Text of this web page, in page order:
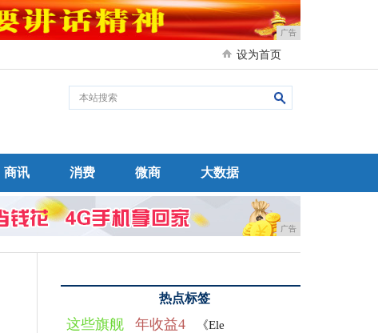
广告
设为首页
商讯 消费 微商 大数据
广告
热点标签
这些旗舰 年收益4 《Ele